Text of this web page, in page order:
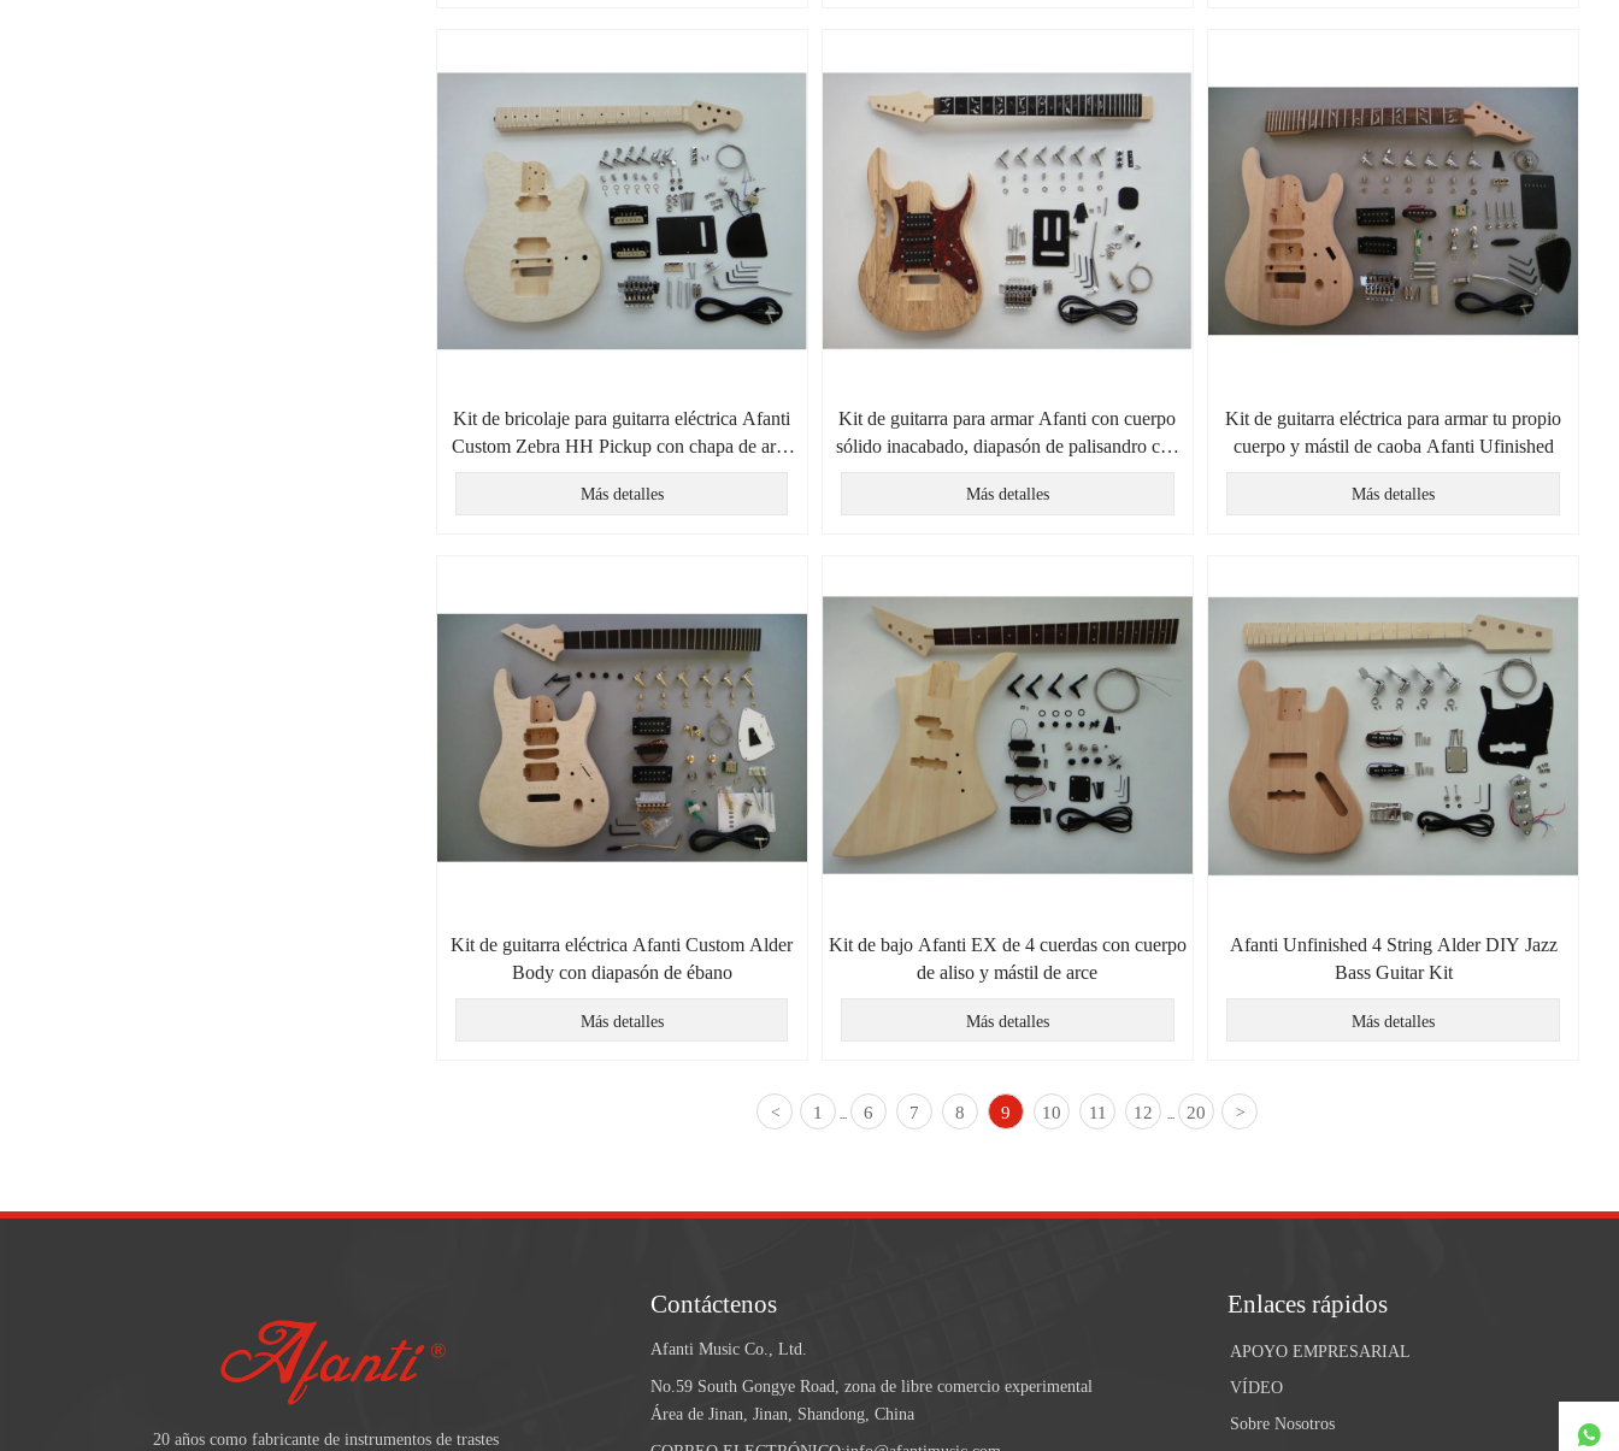
Kit de bricolaje para guitarra eléctrica Afanti
Custom Zebra HH Pickup con chapa de arce
acolchado
Más detalles
Kit de guitarra para armar Afanti con cuerpo
sólido inacabado, diapasón de palisandro con
incrustaciones de vid y doble bloqueo
Más detalles
Kit de guitarra eléctrica para armar tu propio
cuerpo y mástil de caoba Afanti Ufinished
Más detalles
Kit de guitarra eléctrica Afanti Custom Alder
Body con diapasón de ébano
Más detalles
Kit de bajo Afanti EX de 4 cuerdas con cuerpo
de aliso y mástil de arce
Más detalles
Afanti Unfinished 4 String Alder DIY Jazz
Bass Guitar Kit
Más detalles
< 1 6 7 8 9 10 11 12 20 >
20 años como fabricante de instrumentos de trastes
Contáctenos
Afanti Music Co., Ltd.
No.59 South Gongye Road, zona de libre comercio experimental
Área de Jinan, Jinan, Shandong, China
Enlaces rápidos
APOYO EMPRESARIAL
VÍDEO
Sobre Nosotros
